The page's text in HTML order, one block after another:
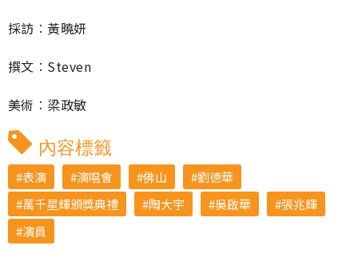
採訪︰黃曉妍
撰文︰Steven
美術︰梁政敏
內容標籤
表演 演唱會 佛山
劉德華
萬千星輝頒獎典禮
陶大宇 吳啟華
張兆輝
演員